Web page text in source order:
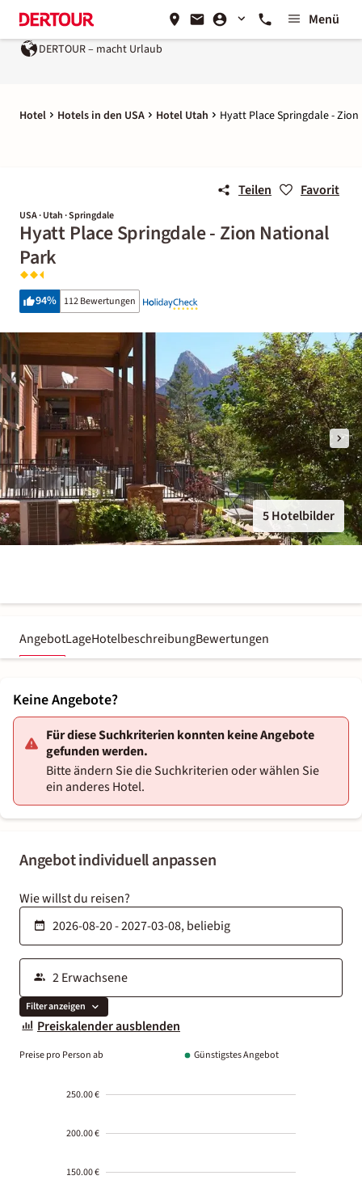
Menü
DERTOUR – macht Urlaub
Hotel Hotels in den USA Hotel Utah Hyatt Place Springdale -
Teilen Favorit
USA · Utah · Springdale
Hyatt Place Springdale - Zion National
Park
94% 112 Bewertungen
5 Hotelbilder
AngebotLageHotelbeschreibungBewertungen
Angebot individuell anpassen
Wie willst du reisen?
Filter anzeigen
Preiskalender ausblenden
Preise pro Person ab Günstigstes Angebot
250.00 €
200.00 €
150.00 €
Keine Angebote?
Für diese Suchkriterien konnten keine Angebote
gefunden werden.
Bitte ändern Sie die Suchkriterien oder wählen Sie
ein anderes Hotel.